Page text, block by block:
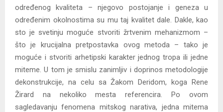
određenog kvaliteta – njegovo postojanje i geneza u
određenim okolnostima su mu taj kvalitet dale. Dakle, kao
sto je svetinju moguće stvoriti žrtvenim mehanizmom –
što je krucijalna pretpostavka ovog metoda – tako je
moguće i stvoriti arhetipski karakter jednog tropa ili jedne
miteme. U tom je smislu zanimljiv i doprinos metodologije
dekonstrukcije, na celu sa Žakom Deridom, koga Rene
Žirard na nekoliko mesta referencira. Po ovom
sagledavanju fenomena mitskog narativa, jedna mitema